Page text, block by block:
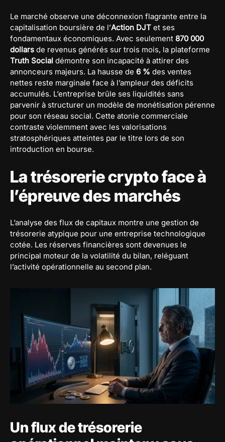
Le marché observe une déconnexion flagrante entre la
capitalisation boursière de l’Action DJT et ses
fondamentaux économiques. Avec seulement 870 000
dollars de revenus générés sur trois mois, la plateforme
Truth Social démontre son incapacité à attirer des
annonceurs majeurs. La hausse de 6 % des ventes
nettes reste marginale face à l’ampleur des déficits
accumulés. L’entreprise brûle ses liquidités sans
parvenir à structurer un modèle de monétisation pérenne
pour son réseau social. Cette atonie commerciale
contraste violemment avec les valorisations
stratosphériques atteintes par le titre lors de son
introduction en bourse.
La trésorerie crypto face à
l’épreuve des marchés
L’analyse des flux de capitaux montre une gestion de
trésorerie atypique pour une entreprise technologique
cotée. Les réserves financières sont devenues le
principal moteur de la volatilité du bilan, reléguant
l’activité opérationnelle au second plan.
Un flux de trésorerie